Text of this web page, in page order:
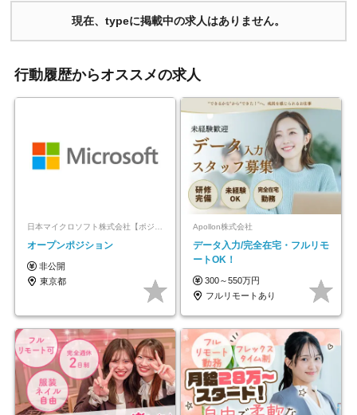
現在、typeに掲載中の求人はありません。
行動履歴からオススメの求人
日本マイクロソフト株式会社【ポジションマッチ登録】
オープンポジション
非公開
東京都
Apollon株式会社
データ入力/完全在宅・フルリモ
ートOK！
300～550万円
フルリモートあり